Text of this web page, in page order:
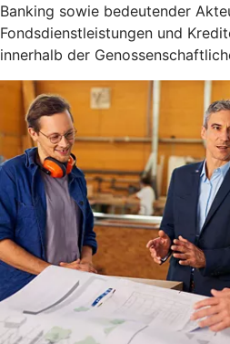
Banking sowie bedeutender
Fondsdienstleistungen und
innerhalb der